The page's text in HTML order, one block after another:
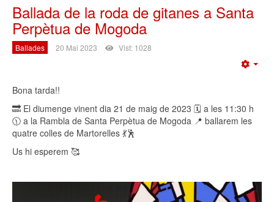
Ballada de la roda de gitanes a Santa
Perpètua de Mogoda
Ballades 20 Mai 2023 Vist: 1028
Bona tarda!!
🔜 El diumenge vinent dia 21 de maig de 2023 🗓️ a les 11:30 h
🕦 a la Rambla de Santa Perpètua de Mogoda 📍 ballarem les
quatre colles de Martorelles 💃🕺
Us hi esperem 🥰